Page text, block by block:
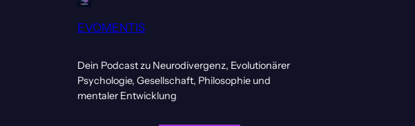
EVOMENTIS
Dein Podcast zu Neurodivergenz, Evolutionärer
Psychologie, Gesellschaft, Philosophie und
mentaler Entwicklung